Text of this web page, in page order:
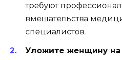
требуют
вмешательства
специалистов.
Уложите женщину на